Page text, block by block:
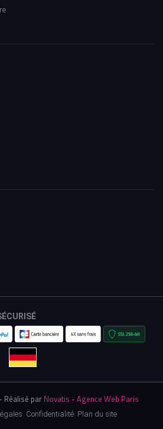
parNovatis - Agence Web Paris
Confidentialité Plan du site